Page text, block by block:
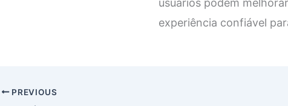
usuários podem
experiência confiável
PREVIOUS